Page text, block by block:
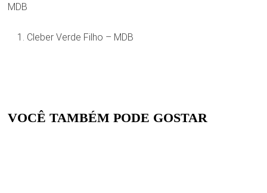
MDB
Cleber Verde Filho – MDB
VOCÊ TAMBÉM PODE GOSTAR